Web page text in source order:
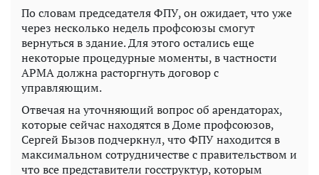
По словам председателя ФПУ, он ожидает, что уже
через несколько недель профсоюзы смогут
вернуться в здание. Для этого остались еще
некоторые процедурные моменты, в частности
АРМА должна расторгнуть договор с
управляющим.
Отвечая на уточняющий вопрос об арендаторах,
которые сейчас находятся в Доме профсоюзов,
Сергей Бызов подчеркнул, что ФПУ находится в
максимальном сотрудничестве с правительством и
что все представители госструктур, которым